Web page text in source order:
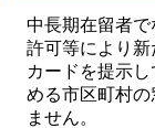
中長期在留者
許可等により
カードを提示
める市区町村
ません。